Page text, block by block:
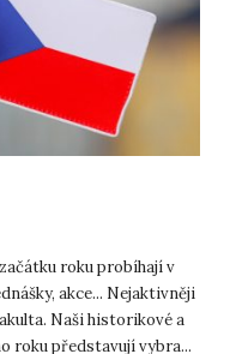
roku probíhají v
akce... Nejaktivněji
Naši historikové a
roku představují vybra...